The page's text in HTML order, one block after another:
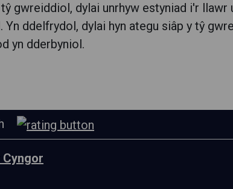
gwreiddiol, dylai unrhyw estyniad i'r
Yn ddelfrydol, dylai hyn ategu siâp y tŷ
yn dderbyniol.